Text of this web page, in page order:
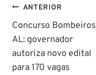
Navegação
de
Post
ANTERIOR
Concurso Bombeiros
AL: governador
autoriza novo edital
para 170 vagas